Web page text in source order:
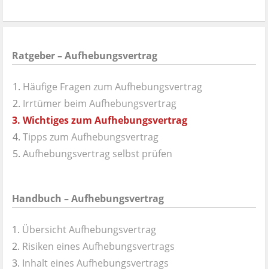
Ratgeber – Aufhebungsvertrag
Häufige Fragen zum Aufhebungsvertrag
Irrtümer beim Aufhebungsvertrag
Wichtiges zum Aufhebungsvertrag
Tipps zum Aufhebungsvertrag
Aufhebungsvertrag selbst prüfen
Handbuch – Aufhebungsvertrag
Übersicht Aufhebungsvertrag
Risiken eines Aufhebungsvertrags
Inhalt eines Aufhebungsvertrags